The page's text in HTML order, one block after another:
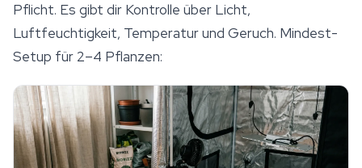
Pflicht. Es gibt dir Kontrolle über Licht,
Luftfeuchtigkeit, Temperatur und Geruch. Mindest-
Setup für 2–4 Pflanzen: